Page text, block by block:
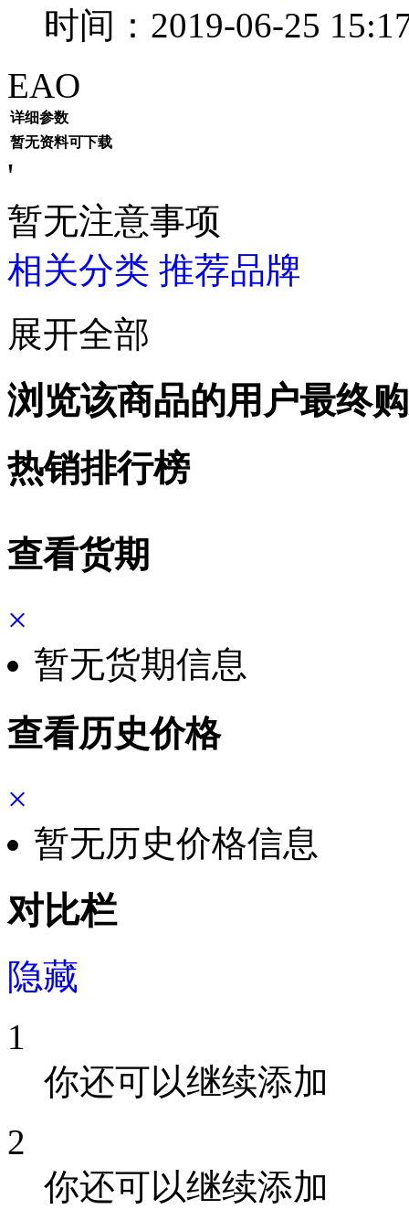
时间：2019-06-25
EAO
详细参数
暂无资料可下载
'
暂无注意事项
相关分类 推荐品牌
展开全部
浏览该商品的用户最终
热销排行榜
查看货期
×
暂无货期信息
查看历史价格
×
暂无历史价格信息
对比栏
隐藏
1
你还可以继续添加
2
你还可以继续添加